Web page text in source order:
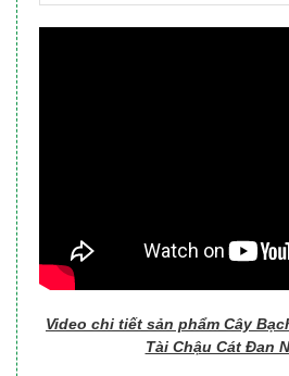
Video chi tiết sản phẩm Cây
Tài Chậu Cát Đan